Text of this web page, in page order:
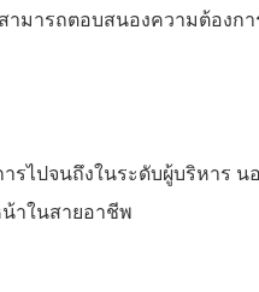
มารถตอบสนองความต้องก
รไปจนถึงในระดับผู้บริหา
าในสายอาชีพ